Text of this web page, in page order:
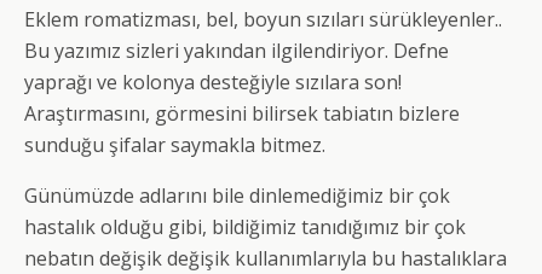
Eklem romatizması, bel, boyun sızıları sürükleyenler..
Bu yazımız sizleri yakından ilgilendiriyor. Defne
yaprağı ve kolonya desteğiyle sızılara son!
Araştırmasını, görmesini bilirsek tabiatın bizlere
sunduğu şifalar saymakla bitmez.
Günümüzde adlarını bile dinlemediğimiz bir çok
hastalık olduğu gibi, bildiğimiz tanıdığımız bir çok
nebatın değişik değişik kullanımlarıyla bu hastalıklara